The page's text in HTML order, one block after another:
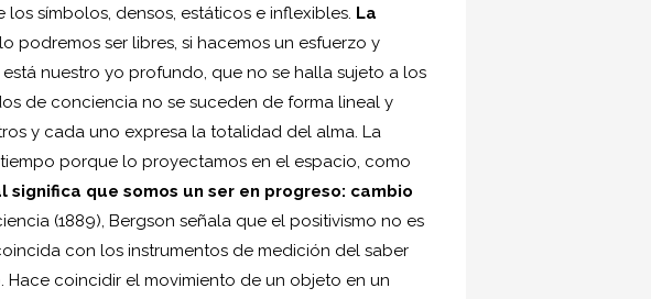
símbolos, densos, estáticos e inflexibles. La
podremos ser libres, si hacemos un esfuerzo y
nuestro yo profundo, que no se halla sujeto a los
de conciencia no se suceden de forma lineal y
y cada uno expresa la totalidad del alma. La
porque lo proyectamos en el espacio, como
significa que somos un ser en progreso: cambio
(1889), Bergson señala que el positivismo no es
con los instrumentos de medición del saber
coincidir el movimiento de un objeto en un